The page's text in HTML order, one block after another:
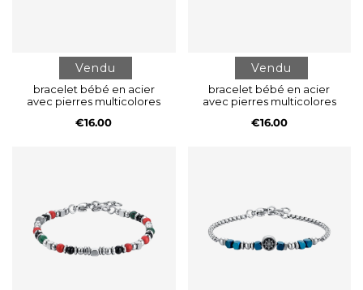
Vendu
bracelet bébé en acier
avec pierres multicolores
€16.00
Vendu
bracelet bébé en acier
avec pierres multicolores
€16.00